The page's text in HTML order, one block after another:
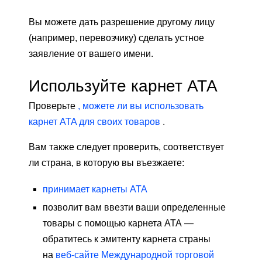
Вы можете дать разрешение другому лицу
(например, перевозчику) сделать устное
заявление от вашего имени.
Используйте карнет АТА
Проверьте , можете ли вы использовать
карнет ATA для своих товаров .
Вам также следует проверить, соответствует
ли страна, в которую вы въезжаете:
принимает карнеты АТА
позволит вам ввезти ваши определенные
товары с помощью карнета АТА —
обратитесь к эмитенту карнета страны
на веб-сайте Международной торговой